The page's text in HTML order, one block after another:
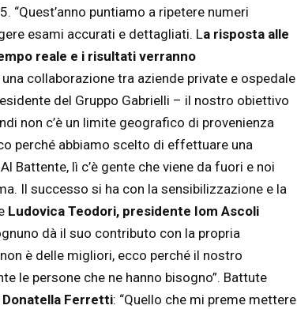
“Quest’anno puntiamo a ripetere numeri
esami accurati e dettagliati. La risposta alle
reale e i risultati verranno
una collaborazione tra aziende private e ospedale
del Gruppo Gabrielli – il nostro obiettivo
non c’è un limite geografico di provenienza
perché abbiamo scelto di effettuare una
Battente, lì c’è gente che viene da fuori e noi
Il successo si ha con la sensibilizzazione e la
Ludovica Teodori, presidente Iom Ascoli
dà il suo contributo con la propria
è delle migliori, ecco perché il nostro
le persone che ne hanno bisogno”. Battute
Ferretti: “Quello che mi preme mettere